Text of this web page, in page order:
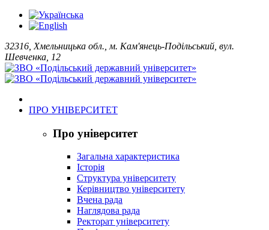
32316, Хмельницька обл., м. Кам'янець-Подільський, вул.
Шевченка, 12
ПРО УНІВЕРСИТЕТ
Про університет
Загальна характеристика
Історія
Структура університету
Керівництво університету
Вчена рада
Наглядова рада
Ректорат університету